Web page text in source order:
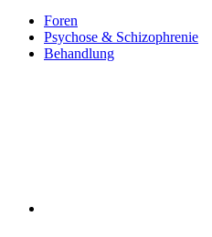
Foren
Psychose & Schizophrenie
Behandlung